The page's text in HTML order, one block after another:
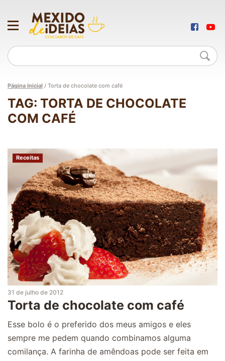
Página Inicial / Torta de chocolate com café
TAG: TORTA DE CHOCOLATE
COM CAFÉ
Receitas
31 de julho de 2012
Torta de chocolate com café
Esse bolo é o preferido dos meus amigos e eles
sempre me pedem quando combinamos alguma
comilança. A farinha de amêndoas pode ser feita em